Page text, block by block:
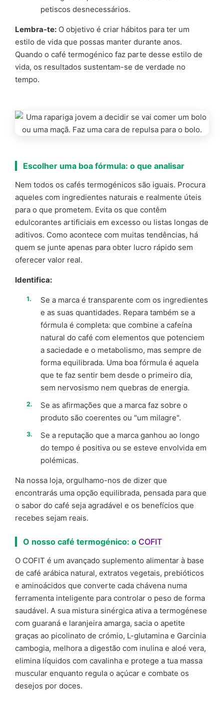
petiscos desnecessários.
Lembra-te: O objetivo é criar hábitos para ter um
estilo de vida que possas manter durante anos.
Quando o café termogénico faz parte desse estilo de
vida, os resultados sustentam-se de verdade no
tempo.
Escolher uma boa fórmula: o que analisar
Nem todos os cafés termogénicos são iguais. Procura
aqueles com ingredientes naturais e realmente úteis
para o que prometem. Evita os que contêm
edulcorantes artificiais em excesso ou listas longas de
aditivos. Como acontece com muitas tendências, há
quem se junte apenas para obter lucro rápido sem
oferecer valor real.
Identifica:
Se a marca é transparente com os ingredientes
e as suas quantidades. Repara também se a
fórmula é completa: que combine a cafeína
natural do café com elementos que potenciem
a saciedade e o metabolismo, mas sempre de
forma equilibrada. Uma boa fórmula é aquela
que te faz sentir bem desde o primeiro dia,
sem nervosismo nem quebras de energia.
Se as afirmações que a marca faz sobre o
produto são coerentes ou "um milagre".
Se a reputação que a marca ganhou ao longo
do tempo é positiva ou se esteve envolvida em
polémicas.
Na nossa loja, orgulhamo-nos de dizer que
encontrarás uma opção equilibrada, pensada para que
o sabor do café seja agradável e os benefícios que
recebes sejam reais.
O nosso café termogénico: o COFIT
O COFIT é um avançado suplemento alimentar à base
de café arábica natural, extratos vegetais, prebióticos
e aminoácidos que converte cada chávena numa
ferramenta inteligente para controlar o peso de forma
saudável. A sua mistura sinérgica ativa a termogénese
com guaraná e laranjeira amarga, sacia o apetite
graças ao picolinato de crómio, L-glutamina e Garcinia
cambogia, melhora a digestão com inulina e aloé vera,
elimina líquidos com cavalinha e protege a tua massa
muscular enquanto regula o açúcar e combate os
desejos por doces.